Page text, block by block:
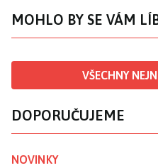
MOHLO BY SE VÁM
VŠECHNY
DOPORUČUJEME
NOVINKY